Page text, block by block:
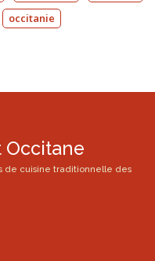
occitanie
Occitane
de cuisine traditionnelle des